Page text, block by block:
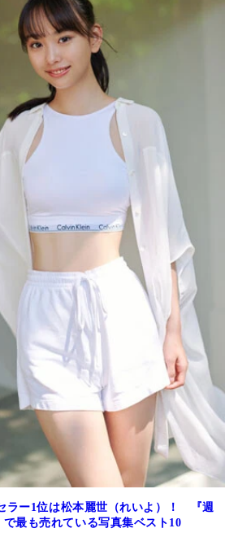
ラー1位は松本麗世（れいよ）！ 『週
最も売れている写真集ベスト10